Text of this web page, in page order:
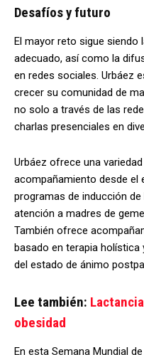
Desafíos y futuro
El mayor reto sigue siendo
adecuado, así como la
en redes sociales. Urbáez
crecer su comunidad de
no solo a través de las
charlas presenciales en
Urbáez ofrece una
acompañamiento desde el
programas de inducción
atención a madres de
También ofrece
basado en terapia
del estado de ánimo
Lee también:
obesidad
En esta Semana Mundial